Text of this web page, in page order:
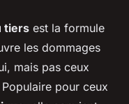
tiers est la formule
les dommages
mais pas ceux
pour ceux